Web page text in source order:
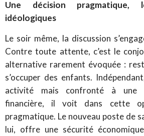
Une décision pragmatique,
idéologiques
Le soir même, la discussion
Contre toute attente, c’est le
alternative rarement évoquée :
s’occuper des enfants.
activité mais confronté à une
financière, il voit dans cette
pragmatique. Le nouveau poste de
lui, offre une sécurité